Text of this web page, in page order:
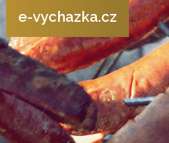
e-vychazka.cz